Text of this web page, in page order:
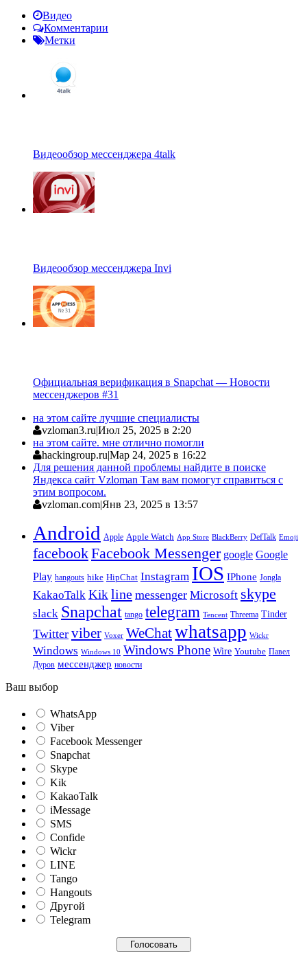
Видео
Комментарии
Метки
Видеообзор мессенджера 4talk
Видеообзор мессенджера Invi
Официальная верификация в Snapchat — Новости
мессенджеров #31
на этом сайте лучшие специалисты
vzloman3.ru|Июл 25, 2025 в 2:20
на этом сайте. мне отлично помогли
hackingroup.ru|Мар 24, 2025 в 16:22
Для решения данной проблемы найдите в поиске
Яндекса сайт Vzloman Там вам помогут справиться с
этим вопросом.
vzloman.com|Янв 23, 2025 в 13:57
Android Apple Apple Watch App Store BlackBerry DefTalk Emoji
facebookFacebook Messenger google Google
Play hangouts hike HipChat Instagram IOS IPhone Jongla
KakaoTalk Kik line messenger Microsoft skype
slack Snapchat tango telegram Tencent Threema Tinder
Twitter viber Voxer WeChatwhatsapp Wickr
Windows Windows 10 Windows Phone Wire Youtube Павел
Дуров мессенджер новости
Ваш выбор
WhatsApp
Viber
Facebook Messenger
Snapchat
Skype
Kik
KakaoTalk
iMessage
SMS
Confide
Wickr
LINE
Tango
Hangouts
Другой
Telegram